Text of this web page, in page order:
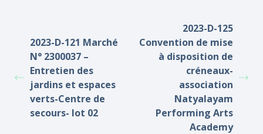
2023-D-121 Marché
N° 2300037 –
Entretien des
jardins et espaces
verts-Centre de
secours- lot 02
2023-D-125
Convention de mise
à disposition de
créneaux-
association
Natyalayam
Performing Arts
Academy